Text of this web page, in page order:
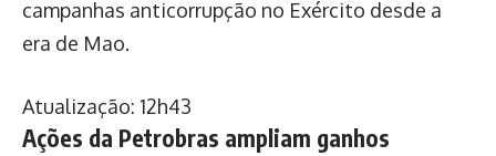
campanhas anticorrupção no Exército desde a
era de Mao.
Atualização: 12h43
Ações da Petrobras ampliam ganhos